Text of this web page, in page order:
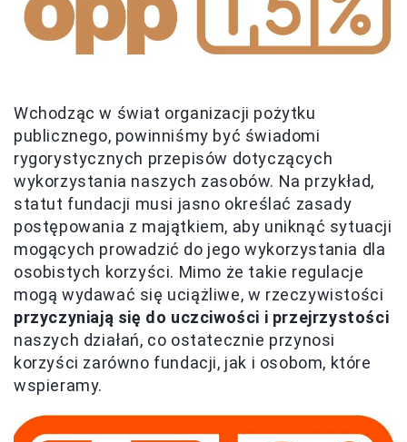
Wchodząc w świat organizacji pożytku
publicznego, powinniśmy być świadomi
rygorystycznych przepisów dotyczących
wykorzystania naszych zasobów. Na przykład,
statut fundacji musi jasno określać zasady
postępowania z majątkiem, aby uniknąć sytuacji
mogących prowadzić do jego wykorzystania dla
osobistych korzyści. Mimo że takie regulacje
mogą wydawać się uciążliwe, w rzeczywistości
przyczyniają się do uczciwości i przejrzystości
naszych działań, co ostatecznie przynosi
korzyści zarówno fundacji, jak i osobom, które
wspieramy.